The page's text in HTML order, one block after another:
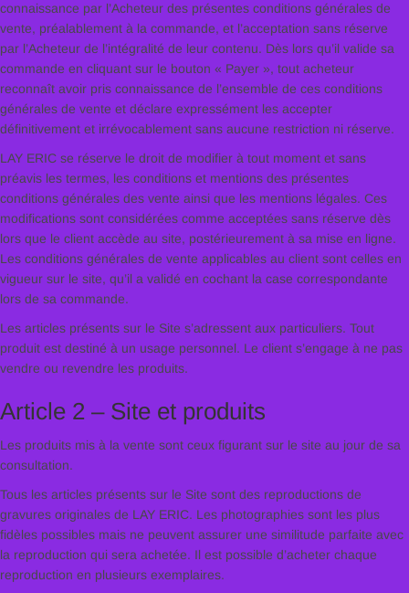
connaissance par l’Acheteur des présentes conditions générales de
vente, préalablement à la commande, et l’acceptation sans réserve
par l’Acheteur de l’intégralité de leur contenu. Dès lors qu’il valide sa
commande en cliquant sur le bouton « Payer », tout acheteur
reconnaît avoir pris connaissance de l’ensemble de ces conditions
générales de vente et déclare expressément les accepter
définitivement et irrévocablement sans aucune restriction ni réserve.
LAY ERIC se réserve le droit de modifier à tout moment et sans
préavis les termes, les conditions et mentions des présentes
conditions générales des vente ainsi que les mentions légales. Ces
modifications sont considérées comme acceptées sans réserve dès
lors que le client accède au site, postérieurement à sa mise en ligne.
Les conditions générales de vente applicables au client sont celles en
vigueur sur le site, qu’il a validé en cochant la case correspondante
lors de sa commande.
Les articles présents sur le Site s’adressent aux particuliers. Tout
produit est destiné à un usage personnel. Le client s’engage à ne pas
vendre ou revendre les produits.
Article 2 – Site et produits
Les produits mis à la vente sont ceux figurant sur le site au jour de sa
consultation.
Tous les articles présents sur le Site sont des reproductions de
gravures originales de LAY ERIC. Les photographies sont les plus
fidèles possibles mais ne peuvent assurer une similitude parfaite avec
la reproduction qui sera achetée. Il est possible d’acheter chaque
reproduction en plusieurs exemplaires.